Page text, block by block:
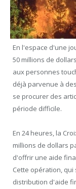
En l'espace d'une
50 millions de
aux personnes
déjà parvenue à
se procurer des
période difficile.
En 24 heures, la
millions de dollars
d'offrir une aide
Cette opération,
distribution d'aide